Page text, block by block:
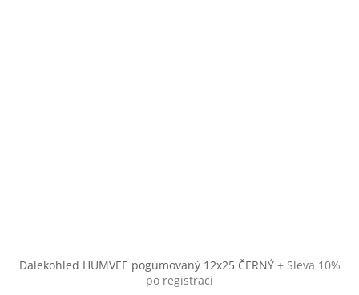
Dalekohled HUMVEE pogumovaný 12x25 ČERNÝ + Sleva 10%
po registraci